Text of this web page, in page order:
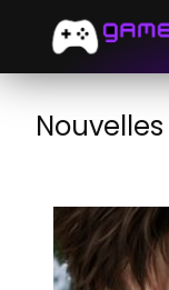
Nouvelles